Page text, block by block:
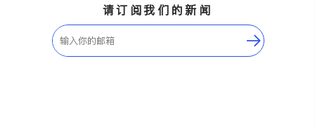
请订阅我们的新闻